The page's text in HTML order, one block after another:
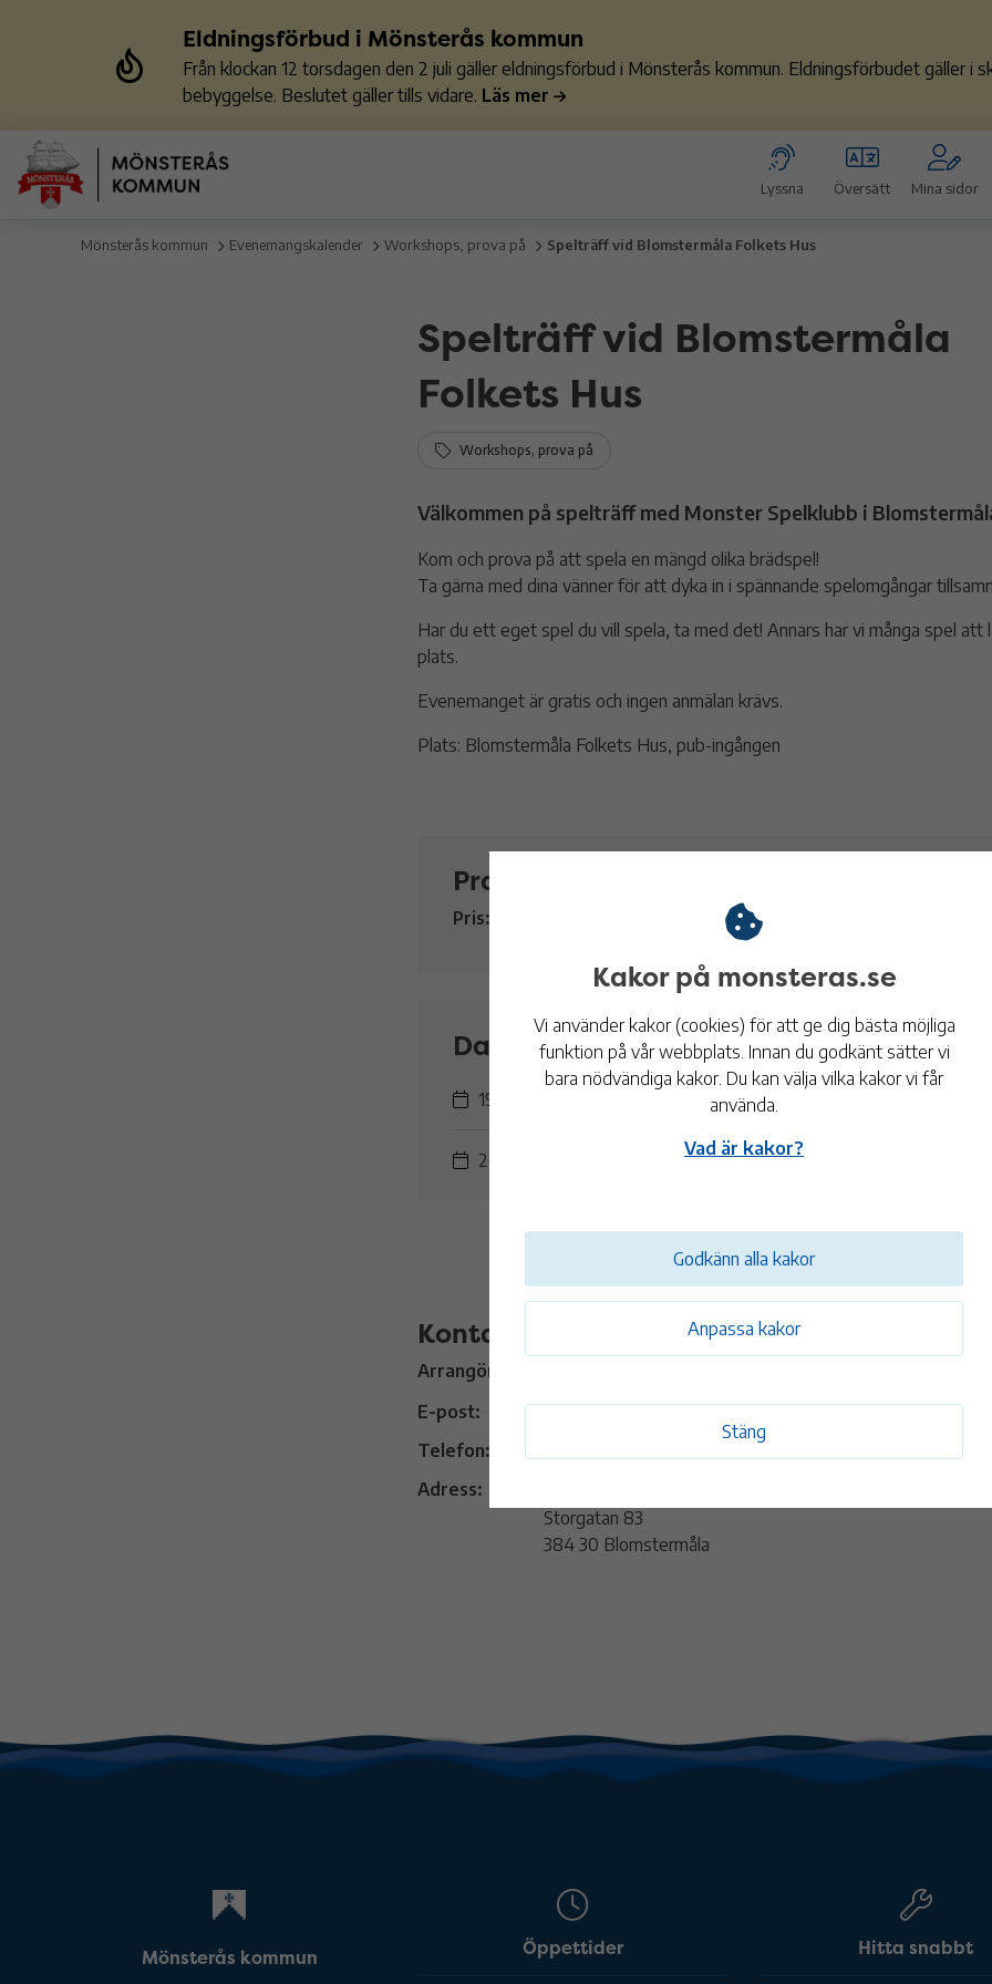
Eldningsförbud i Mönsterås kommun
Från klockan 12 torsdagen den 2 juli gäller eldningsförbud i Mönsterås kommun. Eldningsförbudet gäller i
bebyggelse. Beslutet gäller tills vidare. Läs mer
Lyssna Översätt Mina sidor
Mönsterås kommun Evenemangskalender Workshops, prova på Spelträff vid Blomstermåla Folkets Hus
Spelträff vid Blomstermåla
Folkets Hus
Workshops, prova på
Välkommen på spelträff med Monster Spelklubb i
Kom och prova på att spela en mängd olika brädspel!
Ta gärna med dina vänner för att dyka in i spännande spelomgångar
Har du ett eget spel du vill spela, ta med det! Annars har vi många spel att
plats.
Evenemanget är gratis och ingen anmälan krävs.
Plats: Blomstermåla Folkets Hus, pub-ingången
Praktisk information
Pris:
Datum och tid
19 jun Blomstermåla Folkets hus
26 jun 17:30 - 20:30 Blomstermåla Folkets hus
Kontaktinformation
Arrangör:
E-post:
monsterspelklubb@gmail.com
Telefon:
Adress:
Storgatan 83
384 30 Blomstermåla
Mönsterås kommun Öppettider Hitta snabbt
Kakor på monsteras.se
Vi använder kakor (cookies) för att ge dig bästa möjliga
funktion på vår webbplats. Innan du godkänt sätter vi
bara nödvändiga kakor. Du kan välja vilka kakor vi får
använda.
Vad är kakor?
Anpassa kakor
Stäng
Godkänn alla kakor